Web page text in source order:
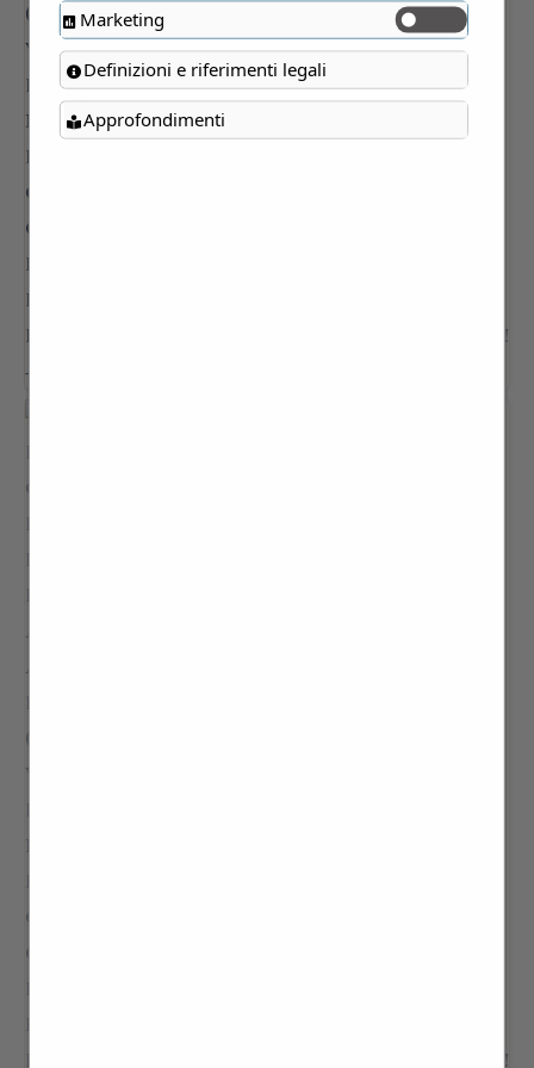
Marketing
Definizioni e riferimenti legali
Approfondimenti